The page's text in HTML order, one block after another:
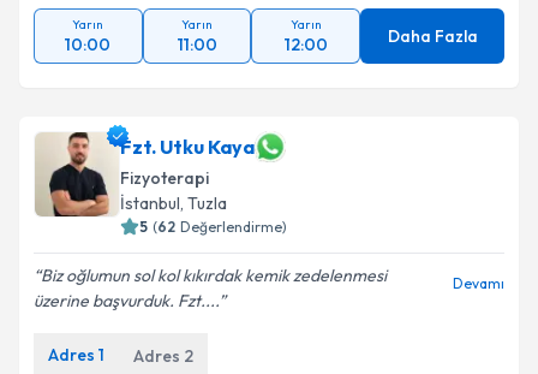
Yarın
10:00
Yarın
11:00
Yarın
12:00 Daha Fazla
Fzt. Utku Kaya
Fizyoterapi
İstanbul, Tuzla
5 (62 Değerlendirme)
Biz oğlumun sol kol kıkırdak kemik zedelenmesi
üzerine başvurduk. Fzt....
Devamı
Adres 1 Adres 2